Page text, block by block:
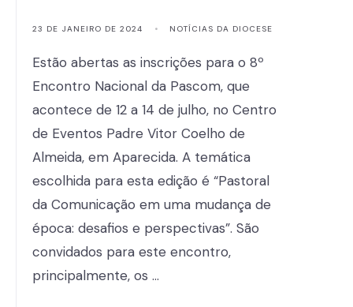
23 DE JANEIRO DE 2024 • NOTÍCIAS DA DIOCESE
Estão abertas as inscrições para o 8º
Encontro Nacional da Pascom, que
acontece de 12 a 14 de julho, no Centro
de Eventos Padre Vitor Coelho de
Almeida, em Aparecida. A temática
escolhida para esta edição é “Pastoral
da Comunicação em uma mudança de
época: desafios e perspectivas”. São
convidados para este encontro,
principalmente, os …